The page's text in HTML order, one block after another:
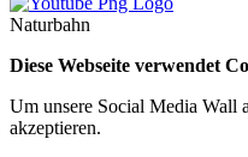
Naturbahn
Diese Webseite verwendet
Um unsere Social Media Wall
akzeptieren.